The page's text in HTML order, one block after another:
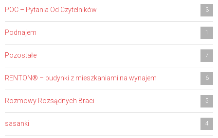
POC – Pytania Od Czytelników 3
Podnajem 1
Pozostałe 7
RENTON® – budynki z mieszkaniami na wynajem 6
Rozmowy Rozsądnych Braci 5
sasanki 4